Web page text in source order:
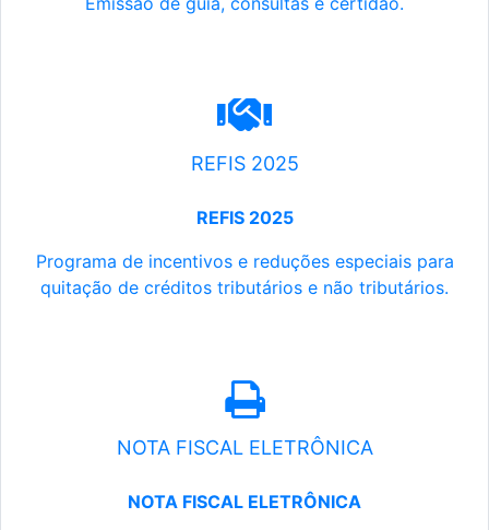
REFIS 2025
REFIS 2025
Programa de incentivos e reduções especiais para
quitação de créditos tributários e não tributários.
NOTA FISCAL ELETRÔNICA
NOTA FISCAL ELETRÔNICA